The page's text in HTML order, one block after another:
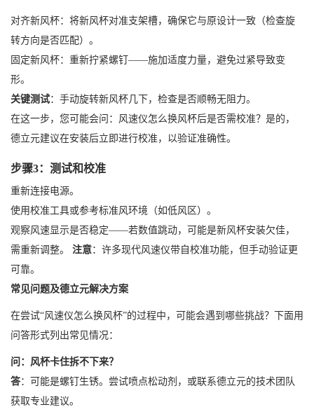
对齐新风杯：将新风杯对准支架槽，确保它与原设计一致（检查旋
转方向是否匹配）。
固定新风杯：重新拧紧螺钉——施加适度力量，避免过紧导致变
形。
关键测试：手动旋转新风杯几下，检查是否顺畅无阻力。
在这一步，您可能会问：风速仪怎么换风杯后是否需校准？是的，
德立元建议在安装后立即进行校准，以验证准确性。
步骤3：测试和校准
重新连接电源。
使用校准工具或参考标准风环境（如低风区）。
观察风速显示是否稳定——若数值跳动，可能是新风杯安装欠佳，
需重新调整。 注意：许多现代风速仪带自校准功能，但手动验证更
可靠。
常见问题及德立元解决方案
在尝试“风速仪怎么换风杯”的过程中，可能会遇到哪些挑战？下面用
问答形式列出常见情况：
问：风杯卡住拆不下来？
答：可能是螺钉生锈。尝试喷点松动剂，或联系德立元的技术团队
获取专业建议。